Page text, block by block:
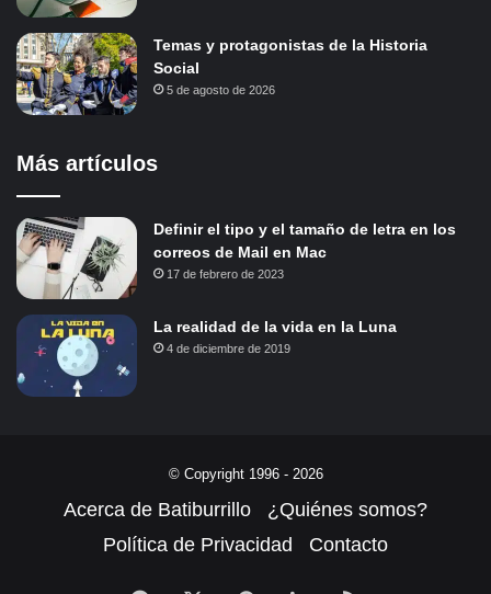
Temas y protagonistas de la Historia
Social
5 de agosto de 2026
Más artículos
Definir el tipo y el tamaño de letra en los
correos de Mail en Mac
17 de febrero de 2023
La realidad de la vida en la Luna
4 de diciembre de 2019
© Copyright 1996 - 2026
Acerca de Batiburrillo
¿Quiénes somos?
Política de Privacidad
Contacto